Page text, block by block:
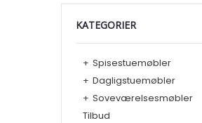
KATEGORIER
+ Spisestuemøbler
+ Dagligstuemøbler
+ Soveværelsesmøbler
Tilbud